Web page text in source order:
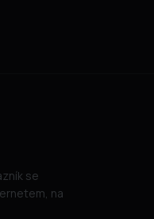
se
na